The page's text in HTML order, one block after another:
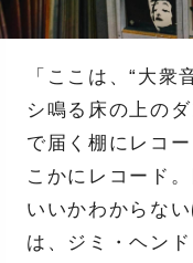
「ここは、“大衆
シ鳴る床の上の
で届く棚にレコ
こかにレコード
いいかわからな
は、ジミ・ヘン